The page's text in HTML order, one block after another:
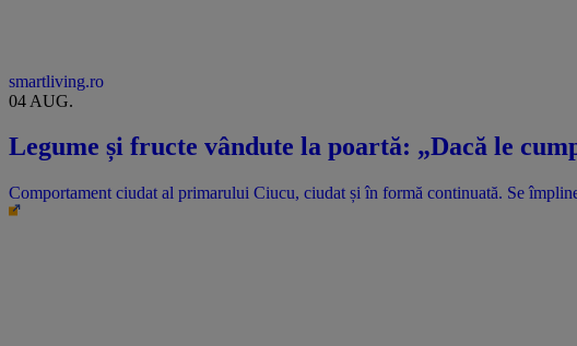
smartliving.ro
04 AUG.
Legume și fructe vândute la poartă: „Dacă le
Comportament ciudat al primarului Ciucu, ciudat și în formă continuată. Se